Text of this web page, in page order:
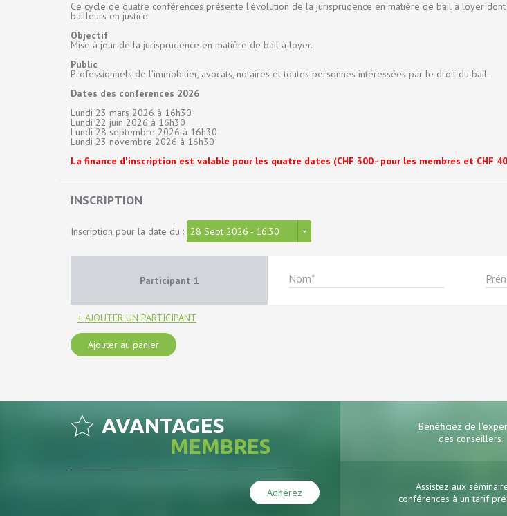
Ce cycle de quatre conférences présente l’évolution de la jurisprudence en matière de bail à loyer
bailleurs en justice.
Objectif
Mise à jour de la jurisprudence en matière de bail à loyer.
Public
Professionnels de l’immobilier, avocats, notaires et toutes personnes intéressées par le droit du bail.
Dates des conférences 2026
Lundi 23 mars 2026 à 16h30
Lundi 22 juin 2026 à 16h30
Lundi 28 septembre 2026 à 16h30
Lundi 23 novembre 2026 à 16h30
La finance d'inscription est valable pour les quatre dates (CHF 300.- pour les membres et CHF
INSCRIPTION
Inscription pour la date du : 28 Sept 2026 - 16:30
Participant 1
+ AJOUTER UN PARTICIPANT
Ajouter au panier
AVANTAGES
MEMBRES
Adhérez
Bénéficiez de
des conseillers
Assistez aux
conférences à un tarif